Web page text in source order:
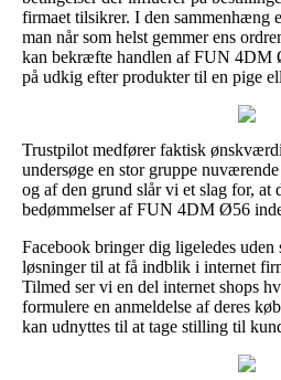
firmaet tilsikrer. I den sammenhæng
man når som helst gemmer ens
kan bekræfte handlen af FUN 4DM
på udkig efter produkter til en pige
Trustpilot medfører faktisk
undersøge en stor gruppe
og af den grund slår vi et slag for, at
bedømmelser af FUN 4DM Ø56
Facebook bringer dig ligeledes
løsninger til at få indblik i internet
Tilmed ser vi en del internet shops
formulere en anmeldelse af deres
kan udnyttes til at tage stilling til